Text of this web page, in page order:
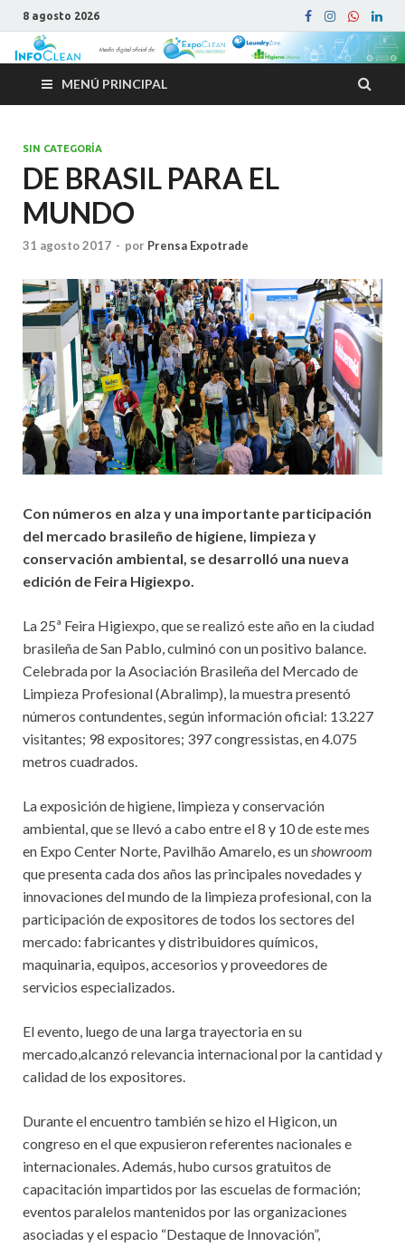
8 agosto 2026
MENÚ PRINCIPAL
SIN CATEGORÍA
DE BRASIL PARA EL
MUNDO
31 agosto 2017 - por Prensa Expotrade
Con números en alza y una importante participación
del mercado brasileño de higiene, limpieza y
conservación ambiental, se desarrolló una nueva
edición de Feira Higiexpo.
La 25ª Feira Higiexpo, que se realizó este año en la ciudad
brasileña de San Pablo, culminó con un positivo balance.
Celebrada por la Asociación Brasileña del Mercado de
Limpieza Profesional (Abralimp), la muestra presentó
números contundentes, según información oficial: 13.227
visitantes; 98 expositores; 397 congressistas, en 4.075
metros cuadrados.
La exposición de higiene, limpieza y conservación
ambiental, que se llevó a cabo entre el 8 y 10 de este mes
en Expo Center Norte, Pavilhão Amarelo, es unshowroom
que presenta cada dos años las principales novedades y
innovaciones del mundo de la limpieza profesional, con la
participación de expositores de todos los sectores del
mercado: fabricantes y distribuidores químicos,
maquinaria, equipos, accesorios y proveedores de
servicios especializados.
El evento, luego de una larga trayectoria en su
mercado,alcanzó relevancia internacional por la cantidad y
calidad de los expositores.
Durante el encuentro también se hizo el Higicon, un
congreso en el que expusieron referentes nacionales e
internacionales. Además, hubo cursos gratuitos de
capacitación impartidos por las escuelas de formación;
eventos paralelos mantenidos por las organizaciones
asociadas y el espacio “Destaque de Innovación”,